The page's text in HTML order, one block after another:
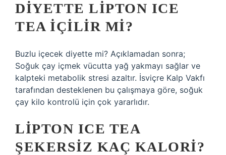
DIYETTE LIPTON ICE
TEA İÇILIR MI?
Buzlu içecek diyette mi? Açıklamadan sonra;
Soğuk çay içmek vücutta yağ yakmayı sağlar ve
kalpteki metabolik stresi azaltır. İsviçre Kalp Vakfı
tarafından desteklenen bu çalışmaya göre, soğuk
çay kilo kontrolü için çok yararlıdır.
LIPTON ICE TEA
ŞEKERSIZ KAÇ KALORI?